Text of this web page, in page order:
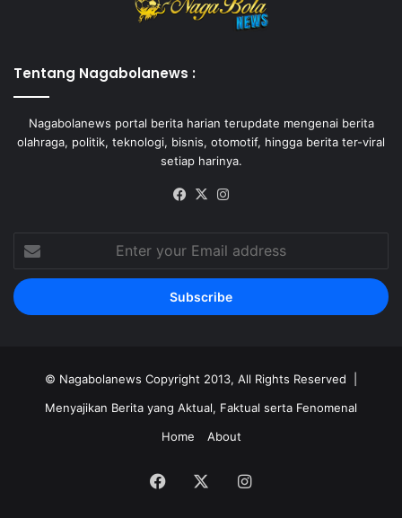
Tentang Nagabolanews :
Nagabolanews portal berita harian terupdate mengenai berita
olahraga, politik, teknologi, bisnis, otomotif, hingga berita ter-viral
setiap harinya.
Facebook
X
Enter
your
Email
address
© Nagabolanews Copyright 2013, All Rights Reserved |
Menyajikan Berita yang Aktual, Faktual serta Fenomenal
Home
About
Facebook Instagram